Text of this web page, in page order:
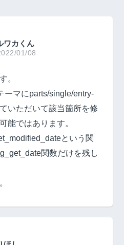
ワカくん
01/08
。
ーマにparts/single/entry-
いただいて該当箇所を修
能ではあります。
という関
関数だけを残し